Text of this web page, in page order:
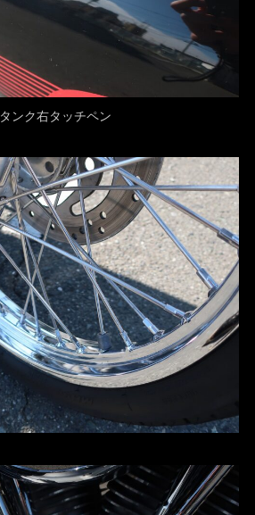
タンク右タッチペン